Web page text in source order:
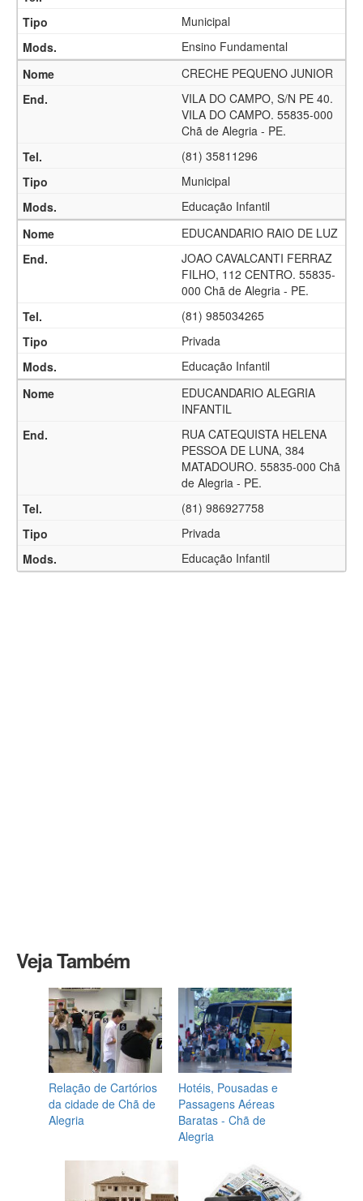
Municipal
Ensino Fundamental
CRECHE PEQUENO JUNIOR
VILA DO CAMPO, S/N PE 40.
VILA DO CAMPO. 55835-000
Chã de Alegria - PE.
(81) 35811296
Municipal
Educação Infantil
EDUCANDARIO RAIO DE LUZ
JOAO CAVALCANTI FERRAZ
FILHO, 112 CENTRO. 55835-
000 Chã de Alegria - PE.
(81) 985034265
Privada
Educação Infantil
EDUCANDARIO ALEGRIA
INFANTIL
RUA CATEQUISTA HELENA
PESSOA DE LUNA, 384
MATADOURO. 55835-000 Chã
de Alegria - PE.
(81) 986927758
Privada
Educação Infantil
Veja Também
Relação de Cartórios
da cidade de Chã de
Alegria
Hotéis, Pousadas e
Passagens Aéreas
Baratas - Chã de
Alegria